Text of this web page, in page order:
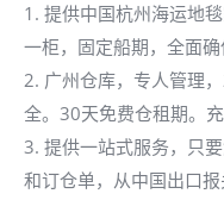
1. 提供中国杭州海运地
一柜，固定船期，全面确
2. 广州仓库，专人管理
全。30天免费仓租期。充
3. 提供一站式服务，只
和订仓单，从中国出口